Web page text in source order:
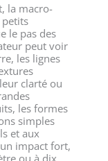
la macro-
le pas des
peut voir
les lignes
clarté ou
les formes
simples
et aux
impact fort,
ou à dix